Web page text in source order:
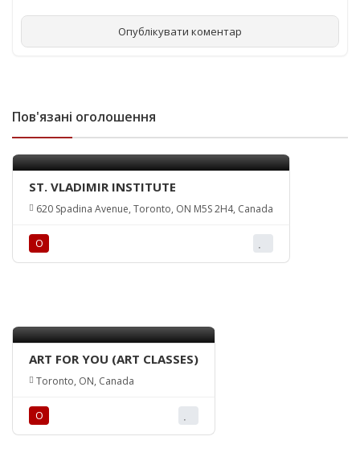
Пов'язані оголошення
ST. VLADIMIR INSTITUTE
620 Spadina Avenue, Toronto, ON M5S 2H4, Canada
О
ART FOR YOU (ART CLASSES)
Toronto, ON, Canada
О